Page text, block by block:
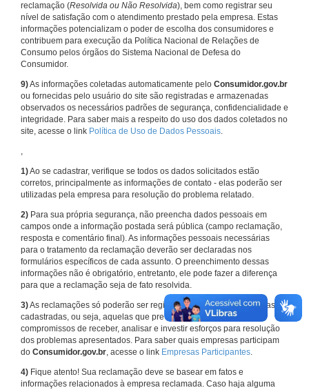
reclamação (Resolvida ou Não Resolvida), bem como registrar seu
nível de satisfação com o atendimento prestado pela empresa. Estas
informações potencializam o poder de escolha dos consumidores e
contribuem para execução da Política Nacional de Relações de
Consumo pelos órgãos do Sistema Nacional de Defesa do
Consumidor.
9)As informações coletadas automaticamente pelo Consumidor.gov.br
ou fornecidas pelo usuário do site são registradas e armazenadas
observados os necessários padrões de segurança, confidencialidade e
integridade. Para saber mais a respeito do uso dos dados coletados no
site, acesse o link Política de Uso de Dados Pessoais.
,
1)Ao se cadastrar, verifique se todos os dados solicitados estão
corretos, principalmente as informações de contato - elas poderão ser
utilizadas pela empresa para resolução do problema relatado.
2) Para sua própria segurança, não preencha dados pessoais em
campos onde a informação postada será pública (campo reclamação,
resposta e comentário final). As informações pessoais necessárias
para o tratamento da reclamação deverão ser declaradas nos
formulários específicos de cada assunto. O preenchimento dessas
informações não é obrigatório, entretanto, ele pode fazer a diferença
para que a reclamação seja de fato resolvida.
3)As reclamações só poderão ser registradas em face de empresas
cadastradas, ou seja, aquelas que previamente assumiram
compromissos de receber, analisar e investir esforços para resolução
dos problemas apresentados. Para saber quais empresas participam
do Consumidor.gov.br, acesse o link Empresas Participantes.
4) Fique atento! Sua reclamação deve se basear em fatos e
informações relacionados à empresa reclamada. Caso haja alguma